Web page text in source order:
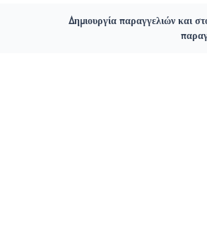
Δημιουργία παραγγελιών και